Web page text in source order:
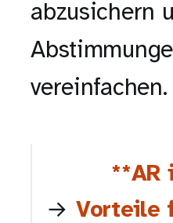
abzusichern
vereinfachen.
**AR
Vorteile